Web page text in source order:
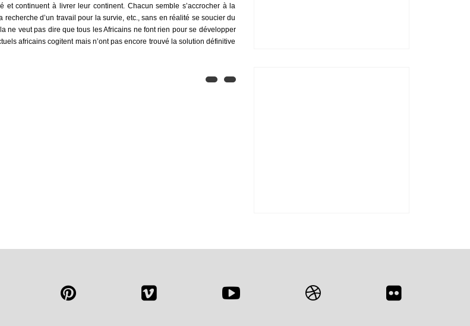
continuent à livrer leur continent. Chacun semble s’accrocher à la
d’un travail pour la survie, etc., sans en réalité se soucier du
ne veut pas dire que tous les Africains ne font rien pour se développer
africains cogitent mais n’ont pas encore trouvé la solution définitive